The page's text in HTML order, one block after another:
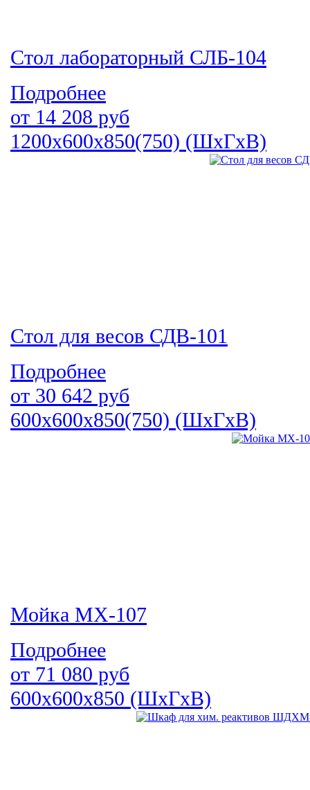
Стол лабораторный СЛБ-104
Подробнее
от 14 208 руб
1200х600х850(750) (ШхГхВ)
Стол для весов СДВ-101
Подробнее
от 30 642 руб
600х600х850(750) (ШхГхВ)
Мойка МХ-107
Подробнее
от 71 080 руб
600х600х850 (ШхГхВ)